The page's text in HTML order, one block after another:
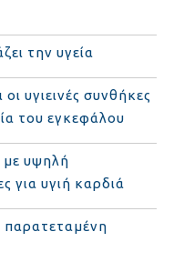
την υγεία
υγιεινές συνθήκες
του εγκεφάλου
με υψηλή
για υγιή καρδιά
παρατεταμένη